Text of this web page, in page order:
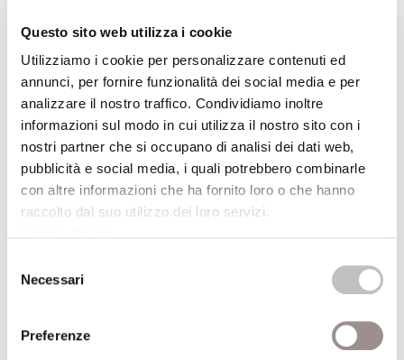
Questo sito web utilizza i cookie
Utilizziamo i cookie per personalizzare contenuti ed
annunci, per fornire funzionalità dei social media e per
analizzare il nostro traffico. Condividiamo inoltre
informazioni sul modo in cui utilizza il nostro sito con i
nostri partner che si occupano di analisi dei dati web,
pubblicità e social media, i quali potrebbero combinarle
con altre informazioni che ha fornito loro o che hanno
raccolto dal suo utilizzo dei loro servizi.
delNecessari
Preferenze
La partecipazione alle visite guidate è su
prenotazione fino a esaurimento posti: per
riservare il proprio ingresso è possibile
scrivere aamagnani@fondazionesancarlo.it
o chiamare il numero 059 421200 (dal
lunedì al venerdì, ore 9-13 e 14-17.30).
L’evento si inserisce nell’ambito delle
Celebrazioni per il400° anniversario della
Fondazione di Modena.